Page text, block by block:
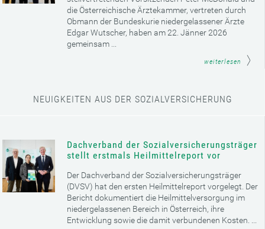
die Österreichische Ärztekammer, vertreten durch
Obmann der Bundeskurie niedergelassener Ärzte
Edgar Wutscher, haben am 22. Jänner 2026
gemeinsam ...
weiterlesen
NEUIGKEITEN AUS DER SOZIALVERSICHERUNG
Dachverband der Sozialversicherungsträger
stellt erstmals Heilmittelreport vor
Der Dachverband der Sozialversicherungsträger
(DVSV) hat den ersten Heilmittelreport vorgelegt. Der
Bericht dokumentiert die Heilmittelversorgung im
niedergelassenen Bereich in Österreich, ihre
Entwicklung sowie die damit verbundenen Kosten. ...